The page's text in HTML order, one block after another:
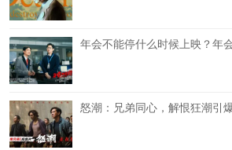
年会不能停什么时候上映？年
怒潮：兄弟同心，解恨狂潮引